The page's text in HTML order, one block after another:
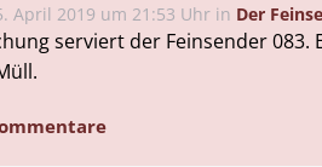
April 2019 um 21:53 Uhr in Der
serviert der Feinsender 083.